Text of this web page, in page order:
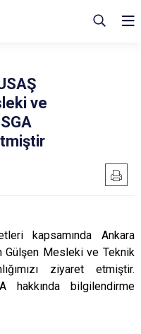
ve
kapsamında Ankara
Gülşen Mesleki ve Teknik
ziyaret etmiştir.
hakkında bilgilendirme